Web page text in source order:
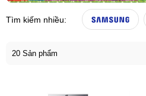
Tìm kiếm nhiều:
20 Sản phẩm